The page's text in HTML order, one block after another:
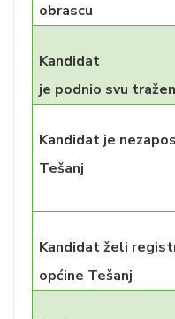
obrascu
Kandidat
je podnio svu
Kandidat je
Tešanj
Kandidat želi
općine Tešanj